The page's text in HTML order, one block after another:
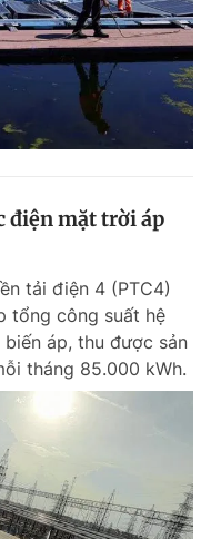
điện mặt trời áp
tải điện 4 (PTC4)
tổng công suất hệ
áp, thu được sản
tháng 85.000 kWh.